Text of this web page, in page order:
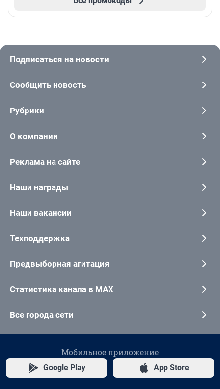
Подписаться на новости
Сообщить новость
Рубрики
О компании
Реклама на сайте
Наши награды
Наши вакансии
Техподдержка
Предвыборная агитация
Статистика канала в MAX
Все города сети
Мобильное приложение
Google Play App Store